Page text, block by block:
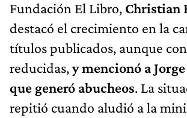
Fundación El Libro, Christian
destacó el crecimiento en la
títulos publicados, aunque
reducidas,y mencionó a
que generó abucheos. La
repitió cuando aludió a la